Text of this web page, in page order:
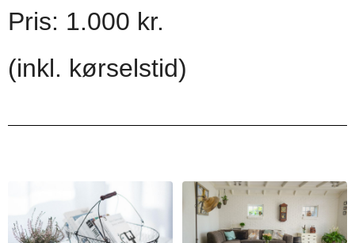
Pris: 1.000 kr.
(inkl. kørselstid)